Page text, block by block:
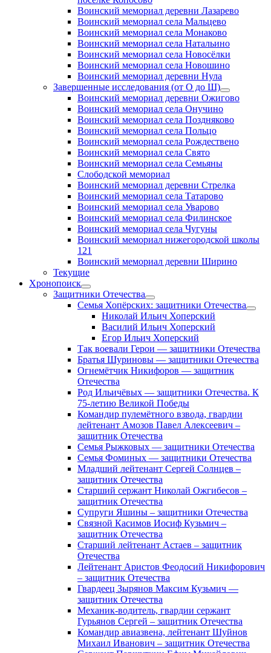
Воинский мемориал деревни Лазарево
Воинский мемориал села Мальцево
Воинский мемориал села Монаково
Воинский мемориал села Натальино
Воинский мемориал села Новосёлки
Воинский мемориал села Новошино
Воинский мемориал деревни Нула
Завершенные исследования (от О до Ш)
открыть
меню
Воинский мемориал деревни Ожигово
Воинский мемориал села Онучино
Воинский мемориал села Поздняково
Воинский мемориал села Польцо
Воинский мемориал села Рождествено
Воинский мемориал села Свято
Воинский мемориал села Семьяны
Слободской мемориал
Воинский мемориал деревни Стрелка
Воинский мемориал села Татарово
Воинский мемориал села Уварово
Воинский мемориал села Филинское
Воинский мемориал села Чугуны
Воинский мемориал нижегородской школы
121
Воинский мемориал деревни Ширино
Текущие
Хронопоиск
открыть
меню
Защитники Отечества
открыть
меню
Семья Хопёрских: защитники Отечества
Николай Ильич Хоперский
Василий Ильич Хоперский
Егор Ильич Хоперский
Так воевали Герои — защитники Отечества
Братья Шуриновы — защитники Отечества
Огнемётчик Никифоров — защитник
Отечества
Род Ильичёвых — защитники Отечества. К
75-летию Великой Победы
Командир пулемётного взвода, гвардии
лейтенант Амозов Павел Алексеевич –
защитник Отечества
Семья Рыжковых — защитники Отечества
Семья Фоминых — защитники Отечества
Младший лейтенант Сергей Солнцев –
защитник Отечества
Старший сержант Николай Ожгибесов –
защитник Отечества
Супруги Яшины – защитники Отечества
Связной Касимов Иосиф Кузьмич –
защитник Отечества
Старший лейтенант Астаев – защитник
Отечества
Лейтенант Аристов Феодосий Никифорович
– защитник Отечества
Гвардеец Зырянов Максим Кузьмич —
защитник Отечества
Механик-водитель, гвардии сержант
Гурьянов Сергей – защитник Отечества
Командир авиазвена, лейтенант Шуйнов
Михаил Иванович – защитник Отечества